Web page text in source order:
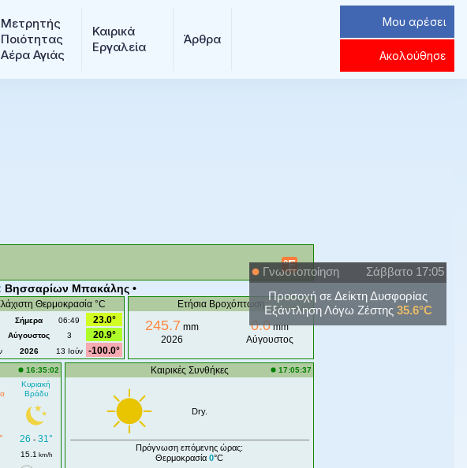
Μετρητής
Ποιότητας
Αέρα Αγιάς
Καιρικά
Εργαλεία
Άρθρα
Μου αρέσει
Ακολούθησε